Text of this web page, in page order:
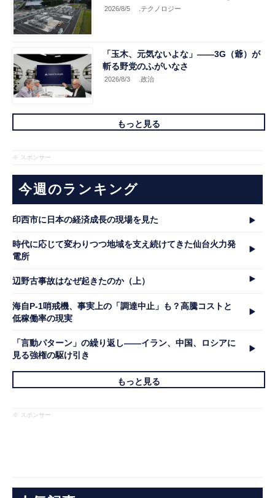
2026/8/5 .テクノロジー
「玉木、元気ないよな」――3G（爺）が
斬る野党のふがいなさ
2026/8/3 .政治
もっと見る
※ スポンサー
今週のランキング
印西市に日本の経済成長の現場を見た
時代に応じて変わりつつ地域を支え続けてきた仙台火力発
電所
辺野古事故はなぜ起きたのか（上）
海自P-1哨戒機、事実上の「調達中止」も？高騰コストと
低稼働率の現実
「言動パターン」の繰り返し――イラン、中国、ロシアに
見る強権の駆け引き
もっと見る
※ スポンサー